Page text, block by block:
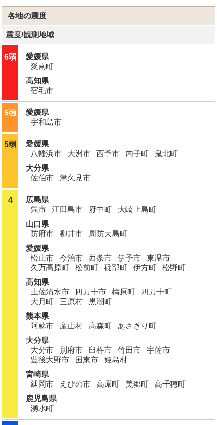
各地の震度
震度/観測地域
6弱
愛媛県
愛南町
高知県
宿毛市
5強
愛媛県
宇和島市
5弱
愛媛県
八幡浜市
大洲市 西予市 内子町
鬼北町
大分県
佐伯市
津久見市
4
広島県
呉市
江田島市 府中町
大崎上島町
山口県
防府市
柳井市
周防大島町
愛媛県
松山市
今治市 西条市 伊予市
東温市
久万高原町
松前町 砥部町 伊方町
松野町
高知県
土佐清水市
四万十市 檮原町
四万十町
大月町
三原村
黒潮町
熊本県
阿蘇市
産山村 高森町
あさぎり町
大分県
大分市
別府市 臼杵市 竹田市
宇佐市
豊後大野市
国東市
姫島村
宮崎県
延岡市
えびの市 高原町 美郷町
高千穂町
鹿児島県
湧水町